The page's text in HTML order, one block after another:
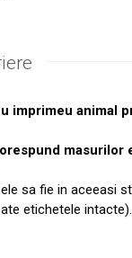
imprimeu animal
masurilor
sa fie in aceeasi
etichetele intacte).